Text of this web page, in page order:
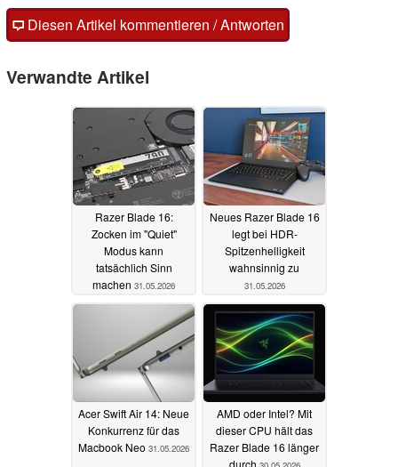
Diesen Artikel kommentieren / Antworten
Verwandte Artikel
Razer Blade 16:
Zocken im "Quiet"
Modus kann
tatsächlich Sinn
machen 31.05.2026
Neues Razer Blade 16
legt bei HDR-
Spitzenhelligkeit
wahnsinnig zu
31.05.2026
Acer Swift Air 14: Neue
Konkurrenz für das
Macbook Neo 31.05.2026
AMD oder Intel? Mit
dieser CPU hält das
Razer Blade 16 länger
durch